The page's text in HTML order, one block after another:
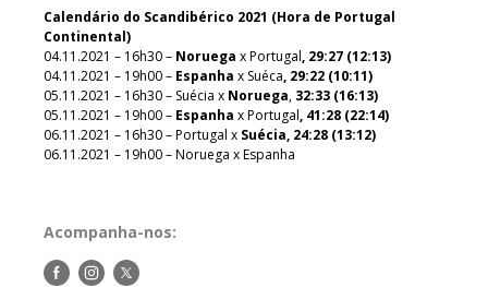
Calendário do Scandibérico 2021 (Hora de Portugal
Continental)
04.11.2021 – 16h30 – Noruega x Portugal, 29:27 (12:13)
04.11.2021 – 19h00 – Espanha x Suéca, 29:22 (10:11)
05.11.2021 – 16h30 – Suécia x Noruega, 32:33 (16:13)
05.11.2021 – 19h00 – Espanha x Portugal, 41:28 (22:14)
06.11.2021 – 16h30 – Portugal x Suécia, 24:28 (13:12)
06.11.2021 – 19h00 – Noruega x Espanha
Acompanha-nos:
Siga-Siga-Siga-